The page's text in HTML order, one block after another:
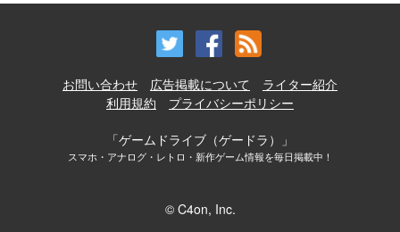
お問い合わせ 広告掲載について
ライター紹介
利用規約
プライバシーポリシー
「ゲームドライブ（ゲードラ）」
スマホ・アナログ・レトロ・新作ゲーム情報を毎日掲載中！
© C4on, Inc.